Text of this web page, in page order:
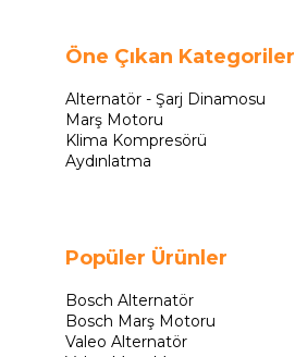
Öne Çıkan Kategoriler
Alternatör - Şarj Dinamosu
Marş Motoru
Klima Kompresörü
Aydınlatma
Popüler Ürünler
Bosch Alternatör
Bosch Marş Motoru
Valeo Alternatör